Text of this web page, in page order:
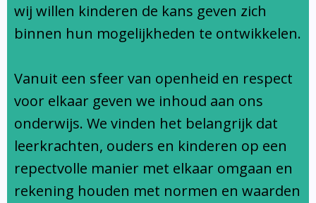
Ondersteuningsprofiel
wij willen kinderen de kans geven zich
binnen hun mogelijkheden te ontwikkelen.
Vanuit een sfeer van openheid en respect
voor elkaar geven we inhoud aan ons
onderwijs. We vinden het belangrijk dat
leerkrachten, ouders en kinderen op een
repectvolle manier met elkaar omgaan en
rekening houden met normen en waarden